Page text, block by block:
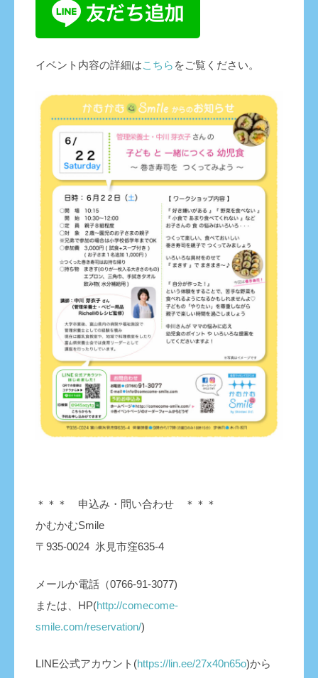
イベント内容の詳細はこちら をご覧ください。
＊＊＊ 申込み・問い合わせ ＊＊＊
かむかむSmile
〒935-0024 氷見市窪635-4
メールか電話（0766-91-3077)
または、HP(http://comecome-
smile.com/reservation/)
LINE公式アカウント(https://lin.ee/27x40n65o)から